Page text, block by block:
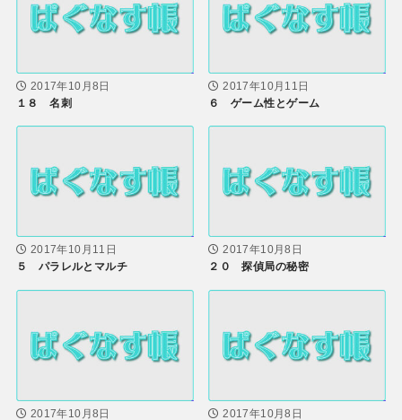
2017年10月8日
１８ 名刺
2017年10月11日
６ ゲーム性とゲーム
2017年10月11日
５ パラレルとマルチ
2017年10月8日
２０ 探偵局の秘密
2017年10月8日 2017年10月8日